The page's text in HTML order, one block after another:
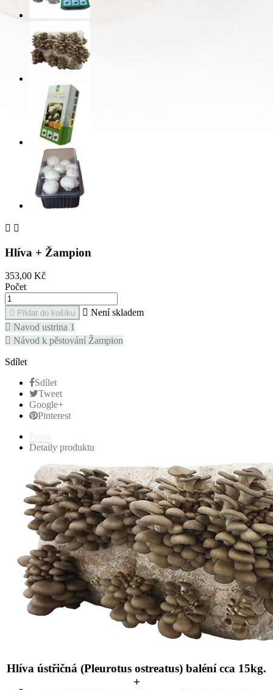
 
Hlíva + Žampion
353,00 Kč
Počet
 Přidat do košíku  Není skladem
 Navod ustrina 1
 Návod k pěstování Žampion
Sdílet
Sdílet
Tweet
Google+
Pinterest
Popis
Detaily produktu
Hlíva ústřičná (Pleurotus ostreatus) baléní cca 15kg.
+